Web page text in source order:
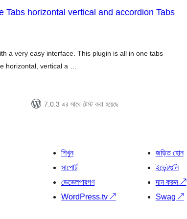
Tabs horizontal vertical and accordion Tabs
a very easy interface. This plugin is all in one tabs
horizontal, vertical a …
7.0.3 এর সাথে টেস্ট করা হয়েছে
শিখুন
সাপোর্ট
ডেভেলপারগণ
WordPress.tv↗
জড়িত হোন
ইভেন্টগুলি
দান করুন↗
Swag ↗